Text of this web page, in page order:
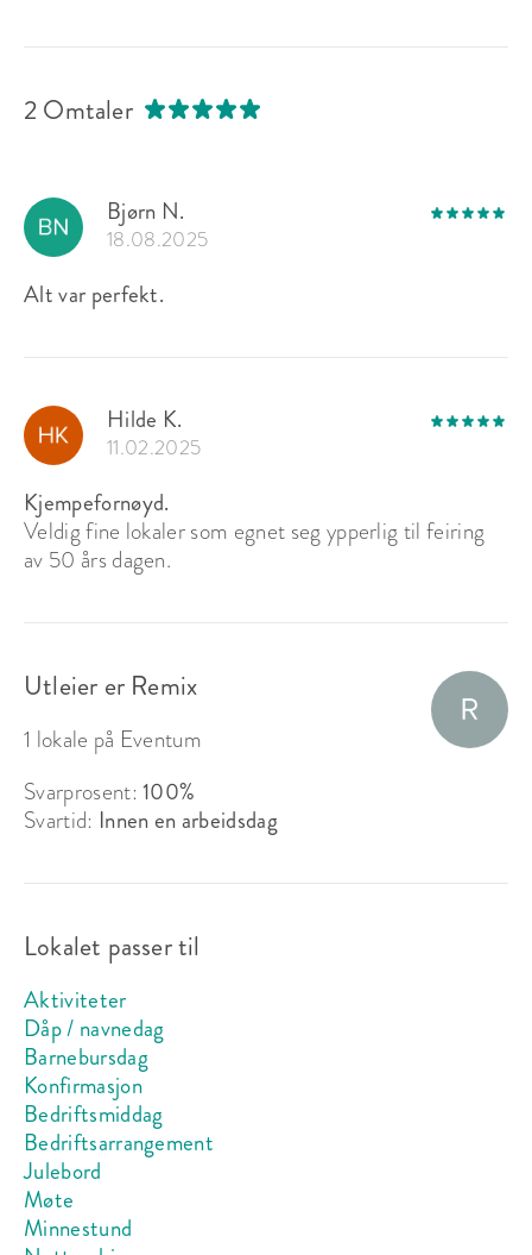
2 Omtaler
Bjørn N.
18.08.2025
Alt var perfekt.
Hilde K.
11.02.2025
Kjempefornøyd.
Veldig fine lokaler som egnet seg ypperlig til feiring
av 50 års dagen.
Utleier er Remix
1 lokale på Eventum
Svarprosent:100%
Svartid: Innen en arbeidsdag
Lokalet passer til
Aktiviteter
Dåp / navnedag
Barnebursdag
Konfirmasjon
Bedriftsmiddag
Bedriftsarrangement
Julebord
Møte
Minnestund